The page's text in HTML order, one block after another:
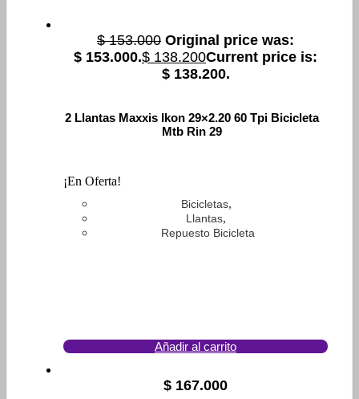
$153.000 Original price was:
$ 153.000.$ 138.200Current price is:
$ 138.200.
2 Llantas Maxxis Ikon 29×2.20 60 Tpi Bicicleta
Mtb Rin 29
¡En Oferta!
Bicicletas,
Llantas,
Repuesto Bicicleta
Añadir al carrito
$ 167.000